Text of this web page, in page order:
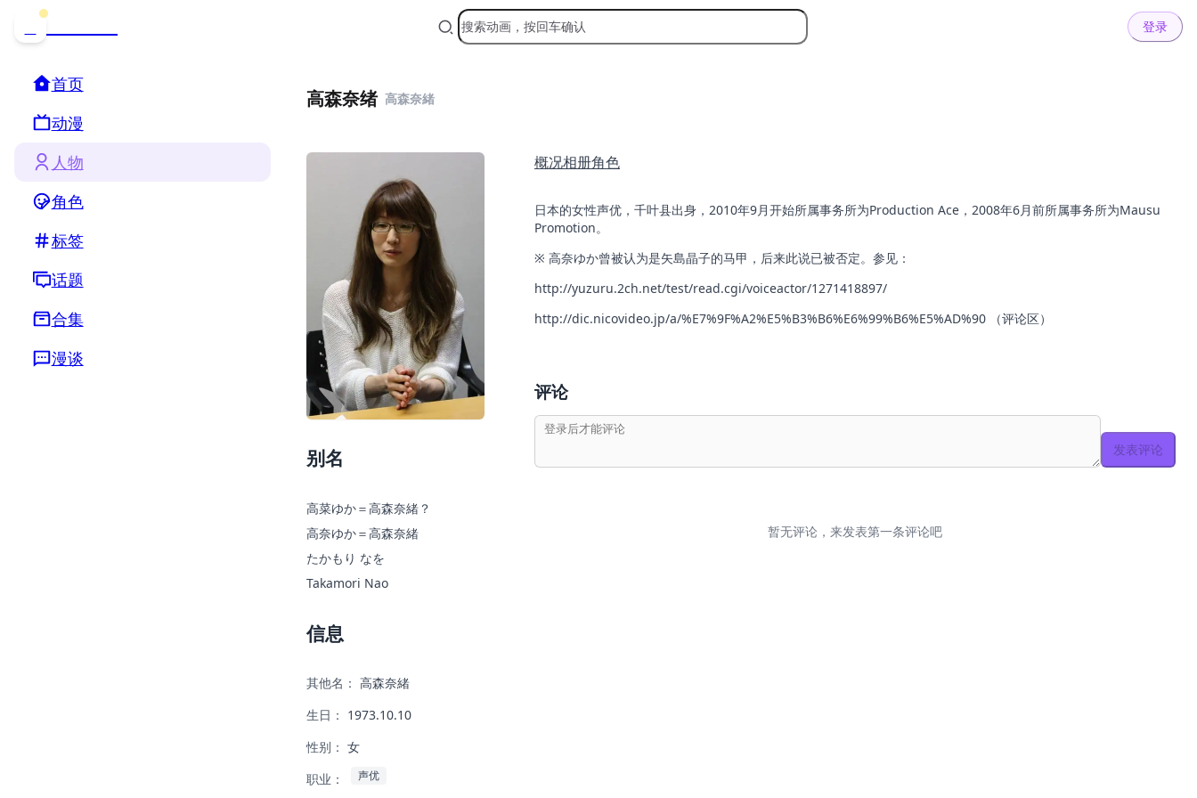
登录
首页
动漫
人物
角色
标签
话题
合集
漫谈
高森奈绪 高森奈緒
别名
高菜ゆか＝高森奈緒？
高奈ゆか＝高森奈緒
たかもり なを
Takamori Nao
信息
其他名： 高森奈緒
生日： 1973.10.10
性别： 女
职业：
声优
概况相册角色
日本的女性声优，千叶县出身，2010年9月开始所属事务所为Production Ace，2008年6月前所属事务所为Mausu
Promotion。
※ 高奈ゆか曾被认为是矢島晶子的马甲，后来此说已被否定。参见：
http://yuzuru.2ch.net/test/read.cgi/voiceactor/1271418897/
http://dic.nicovideo.jp/a/%E7%9F%A2%E5%B3%B6%E6%99%B6%E5%AD%90 （评论区）
评论
发表评论
暂无评论，来发表第一条评论吧